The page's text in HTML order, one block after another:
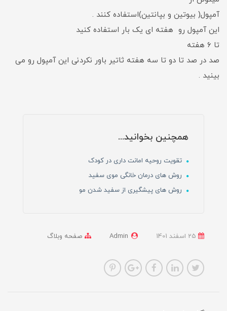
آمپول( بیوتین و بپانتین)استفاده کنند .
این آمپول رو هفته ای یک بار استفاده کنید
تا ۶ هفته
صد در صد تا دو تا سه هفته ثاتیر باور نکردنی این آمپول رو می
بینید .
همچنین بخوانید...
تقویت روحیه امانت داری در کودک
روش های درمان خانگی موی سفید
روش های پیشگیری از سفید شدن مو
Admin صفحه وبلاگ